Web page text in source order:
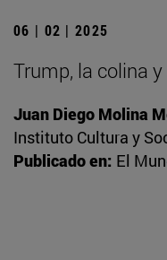
06 | 02 | 2025
Trump, la colina
Juan Diego Molina
Instituto Cultura y
Publicado en: El